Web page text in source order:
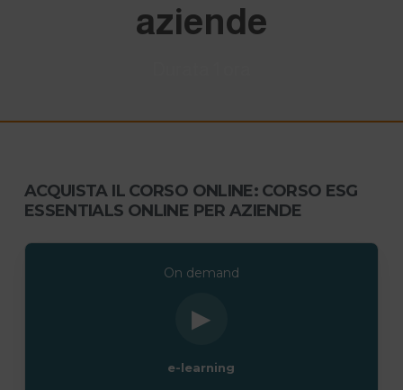
aziende
ACQUISTA IL CORSO ONLINE: CORSO ESG
ESSENTIALS ONLINE PER AZIENDE
On demand
▶
e-learning